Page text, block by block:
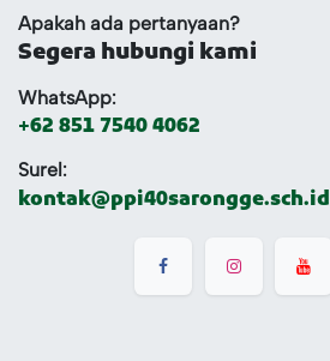
Apakah ada pertanyaan?
Segera hubungi kami
WhatsApp:
+62 851 7540 4062
Surel:
kontak@ppi40sarongge.sch.id